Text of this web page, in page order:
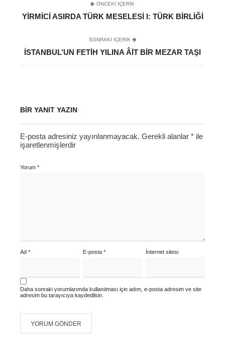
ÖNCEKI İÇERIK
YIRMICI ASIRDA TÜRK MESELESI I: TÜRK BIRLIĞI
SONRAKI IÇERIK
İSTANBUL’UN FETIH YILINA ÂIT BIR MEZAR TAŞI
BIR YANIT YAZIN
E-posta adresiniz yayınlanmayacak. Gerekli alanlar * ile
işaretlenmişlerdir
Yorum *
Ad * E-posta* İnternet sitesi
Daha sonraki yorumlarımda kullanılması için adım, e-posta adresim ve site
adresim bu tarayıcıya kaydedilsin.